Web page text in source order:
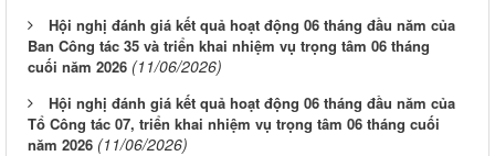
Hội nghị đánh giá kết quả hoạt động 06 tháng đầu năm của
Ban Công tác 35 và triển khai nhiệm vụ trọng tâm 06 tháng
cuối năm 2026 (11/06/2026)
Hội nghị đánh giá kết quả hoạt động 06 tháng đầu năm của
Tổ Công tác 07, triển khai nhiệm vụ trọng tâm 06 tháng cuối
năm 2026 (11/06/2026)